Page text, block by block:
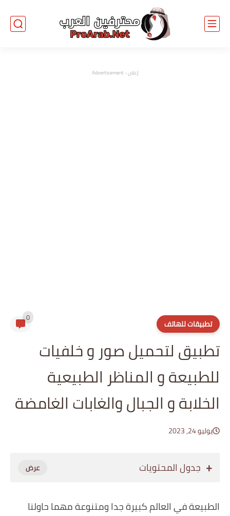
إعلان - Advertisement
تطبيقات للهاتف 0
تطبيق لتحميل صور و خلفيات
للطبيعة و المناظر الطبيعية
الخلابة و الجبال والغابات الغامضة
يوليو 24, 2023
جدول المحتويات
‏الطبيعة في العالم كبيرة جدا ومتنوعة مهما حاولنا